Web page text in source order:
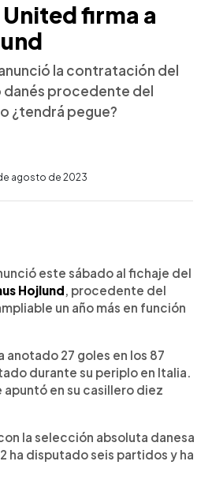
firma a
la contratación del
procedente del
¿tendrá pegue?
agosto de 2023
este sábado al fichaje del
Hojlund, procedente del
un año más en función
anotado 27 goles en los 87
durante su periplo en Italia.
apuntó en su casillero diez
la selección absoluta danesa
ha disputado seis partidos y ha